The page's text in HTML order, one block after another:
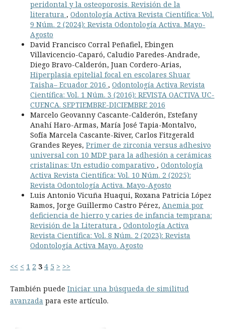
peridontal y la osteoporosis. Revisión de la
literatura , Odontología Activa Revista Científica: Vol.
9 Núm. 2 (2024): Revista Odontología Activa. Mayo-
Agosto
David Francisco Corral Peñafiel, Ebingen
Villavicencio-Caparó, Caludio Paredes-Andrade,
Diego Bravo-Calderón, Juan Cordero-Arias,
Hiperplasia epitelial focal en escolares Shuar
Taisha– Ecuador 2016 , Odontología Activa Revista
Científica: Vol. 1 Núm. 3 (2016): REVISTA OACTIVA UC-
CUENCA. SEPTIEMBRE-DICIEMBRE 2016
Marcelo Geovanny Cascante-Calderón, Estefany
Anahí Haro-Armas, María José Tapia-Montalvo,
Sofía Marcela Cascante-River, Carlos Fitzgerald
Grandes Reyes, Primer de zirconia versus adhesivo
universal con 10 MDP para la adhesión a cerámicas
cristalinas: Un estudio comparativo , Odontología
Activa Revista Científica: Vol. 10 Núm. 2 (2025):
Revista Odontología Activa. Mayo-Agosto
Luis Antonio Vicuña Huaqui, Roxana Patricia López
Ramos, Jorge Guillermo Castro Pérez, Anemia por
deficiencia de hierro y caries de infancia temprana:
Revisión de la Literatura , Odontología Activa
Revista Científica: Vol. 8 Núm. 2 (2023): Revista
Odontología Activa Mayo. Agosto
<< < 1 2 3 4 5 > >>
También puede Iniciar una búsqueda de similitud
avanzada para este artículo.